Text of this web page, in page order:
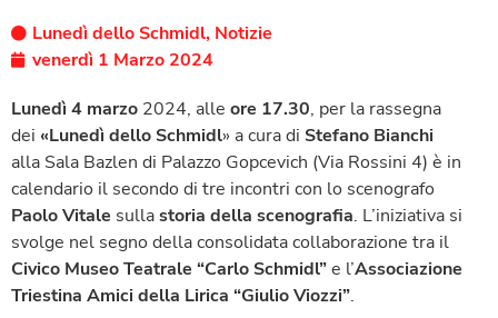
Lunedì dello Schmidl, Notizie
venerdì 1 Marzo 2024
Lunedì 4 marzo 2024, alle ore 17.30, per la rassegna
dei «Lunedì dello Schmidl» a cura di Stefano Bianchi
alla Sala Bazlen di Palazzo Gopcevich (Via Rossini 4) è in
calendario il secondo di tre incontri con lo scenografo
Paolo Vitale sullastoria della scenografia. L’iniziativa si
svolge nel segno della consolidata collaborazione tra il
Civico Museo Teatrale “Carlo Schmidl”e l’Associazione
Triestina Amici della Lirica “Giulio Viozzi”.